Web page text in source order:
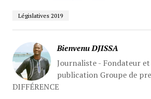
Législatives 2019
Bienvenu DJISSA
Journaliste - Fondateur
publication Groupe de
DIFFÉRENCE